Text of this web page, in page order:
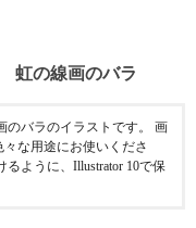
虹の線画のバラ
バラのイラストです。 画
な用途にお使いくださ
ように、Illustrator 10で保